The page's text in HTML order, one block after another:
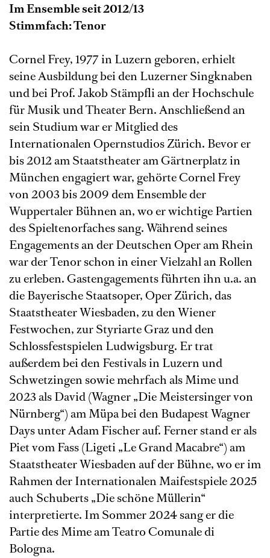
Im Ensemble seit 2012/13
Stimmfach: Tenor
Cornel Frey, 1977 in Luzern geboren, erhielt
seine Ausbildung bei den Luzerner Singknaben
und bei Prof. Jakob Stämpfli an der Hochschule
für Musik und Theater Bern. Anschließend an
sein Studium war er Mitglied des
Internationalen Opernstudios Zürich. Bevor er
bis 2012 am Staatstheater am Gärtnerplatz in
München engagiert war, gehörte Cornel Frey
von 2003 bis 2009 dem Ensemble der
Wuppertaler Bühnen an, wo er wichtige Partien
des Spieltenorfaches sang. Während seines
Engagements an der Deutschen Oper am Rhein
war der Tenor schon in einer Vielzahl an Rollen
zu erleben. Gastengagements führten ihn u.a. an
die Bayerische Staatsoper, Oper Zürich, das
Staatstheater Wiesbaden, zu den Wiener
Festwochen, zur Styriarte Graz und den
Schlossfestspielen Ludwigsburg. Er trat
außerdem bei den Festivals in Luzern und
Schwetzingen sowie mehrfach als Mime und
2023 als David (Wagner „Die Meistersinger von
Nürnberg“) am Müpa bei den Budapest Wagner
Days unter Adam Fischer auf. Ferner stand er als
Piet vom Fass (Ligeti „Le Grand Macabre“) am
Staatstheater Wiesbaden auf der Bühne, wo er im
Rahmen der Internationalen Maifestspiele 2025
auch Schuberts „Die schöne Müllerin“
interpretierte. Im Sommer 2024 sang er die
Partie des Mime am Teatro Comunale di
Bologna.